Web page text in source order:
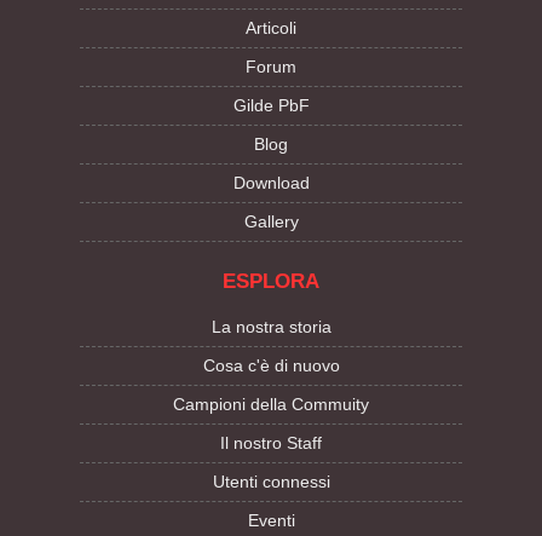
Articoli
Forum
Gilde PbF
Blog
Download
Gallery
ESPLORA
La nostra storia
Cosa c'è di nuovo
Campioni della Commuity
Il nostro Staff
Utenti connessi
Eventi